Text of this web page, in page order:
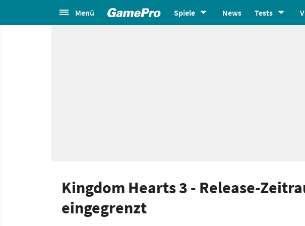
Menü Spiele News Tests
Kingdom Hearts 3 - Release-
eingegrenzt